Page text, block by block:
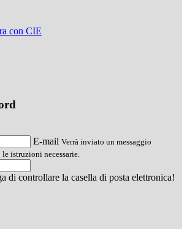
con CIE
E-mail Verrà inviato un messaggio
istruzioni necessarie.
di controllare la casella di posta elettronica!